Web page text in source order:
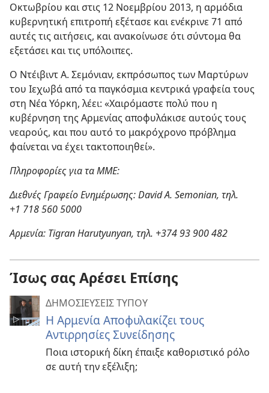
Οκτωβρίου και στις 12 Νοεμβρίου 2013, η αρμόδια
κυβερνητική επιτροπή εξέτασε και ενέκρινε 71 από
αυτές τις αιτήσεις, και ανακοίνωσε ότι σύντομα θα
εξετάσει και τις υπόλοιπες.
Ο Ντέιβιντ Α. Σεμόνιαν, εκπρόσωπος των Μαρτύρων
του Ιεχωβά από τα παγκόσμια κεντρικά γραφεία τους
στη Νέα Υόρκη, λέει: «Χαιρόμαστε πολύ που η
κυβέρνηση της Αρμενίας αποφυλάκισε αυτούς τους
νεαρούς, και που αυτό το μακρόχρονο πρόβλημα
φαίνεται να έχει τακτοποιηθεί».
Πληροφορίες για τα ΜΜΕ:
Διεθνές Γραφείο Ενημέρωσης: David A. Semonian, τηλ.
+1 718 560 5000
Αρμενία: Tigran Harutyunyan, τηλ. +374 93 900 482
Ίσως σας Αρέσει Επίσης
ΔΗΜΟΣΙΕΥΣΕΙΣ ΤΥΠΟΥ
Η Αρμενία Αποφυλακίζει τους
Αντιρρησίες Συνείδησης
Ποια ιστορική δίκη έπαιξε καθοριστικό ρόλο
σε αυτή την εξέλιξη;